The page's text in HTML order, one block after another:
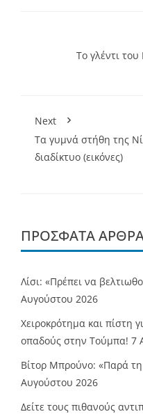
Το γλέντι
Next
Τα γυμνά στήθη της
διαδίκτυο (εικόνες)
ΠΡΌΣΦΑΤΑ
Λίσι: «Πρέπει να
Αυγούστου 2026
Χειροκρότημα και πίστη
οπαδούς στην Τούμπα! 7
Βίτορ Μπρούνο: «Παρά τη
Αυγούστου 2026
Δείτε τους πιθανούς